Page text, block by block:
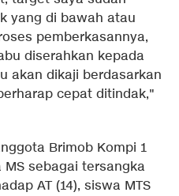
yang di bawah atau
pemberkasannya,
diserahkan kepada
akan dikaji berdasarkan
cepat ditindak,"
Brimob Kompi 1
MS sebagai tersangka
AT (14), siswa MTS